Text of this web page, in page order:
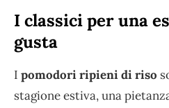
I classici per una
gusta
I pomodori ripieni di riso
stagione estiva, una